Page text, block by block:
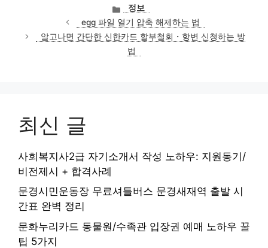
카
테
고
리
정보
egg 파일 열기 압축 해제하는 법
알고나면 간단한 신한카드 할부철회・항변 신청하는 방
법
최신 글
사회복지사2급 자기소개서 작성 노하우: 지원동기/
비전제시 + 합격사례
문경시민운동장 무료셔틀버스 문경새재역 출발 시
간표 완벽 정리
문화누리카드 동물원/수족관 입장권 예매 노하우 꿀
팁 5가지